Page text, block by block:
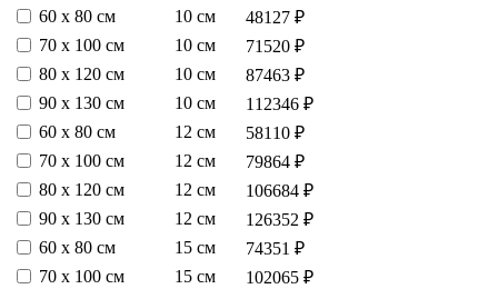
60 х 80 см
10 см
48127 ₽
70 х 100 см
10 см
71520 ₽
80 х 120 см
10 см
87463 ₽
90 х 130 см
10 см
112346 ₽
60 х 80 см
12 см
58110 ₽
70 х 100 см
12 см
79864 ₽
80 х 120 см
12 см
106684 ₽
90 х 130 см
12 см
126352 ₽
60 х 80 см
15 см
74351 ₽
70 х 100 см
15 см
102065 ₽